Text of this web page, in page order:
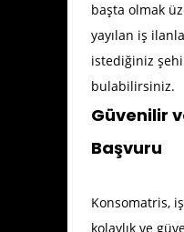
başta olmak
yayılan iş
istediğiniz
bulabilirsiniz.
Güvenilir
Başvuru
Konsomatris,
kolaylık ve